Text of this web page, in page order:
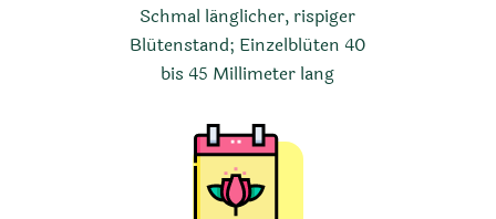
Schmal länglicher, rispiger
Blütenstand; Einzelblüten 40
bis 45 Millimeter lang